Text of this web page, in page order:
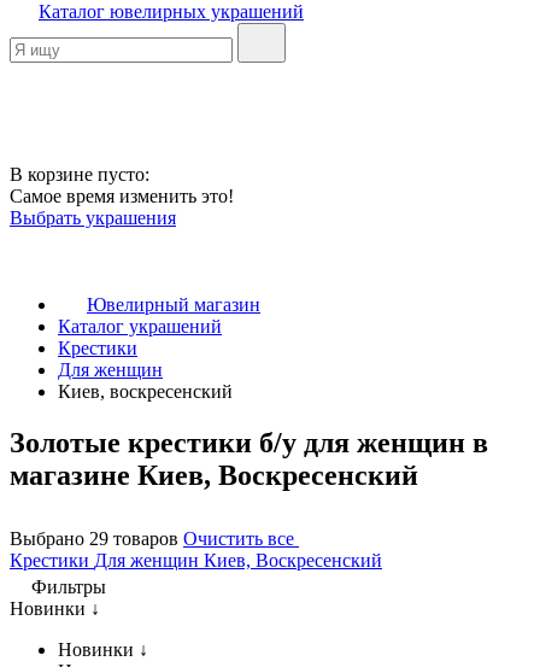
Каталог ювелирных украшений
В корзине пусто:
Самое время изменить это!
Выбрать украшения
Ювелирный магазин
Каталог украшений
Крестики
Для женщин
Киев, воскресенский
Золотые крестики б/у для женщин в
магазине Киев, Воскресенский
Выбрано 29 товаров Очистить все
Крестики Для женщин Киев, Воскресенский
Фильтры
Новинки ↓
Новинки ↓